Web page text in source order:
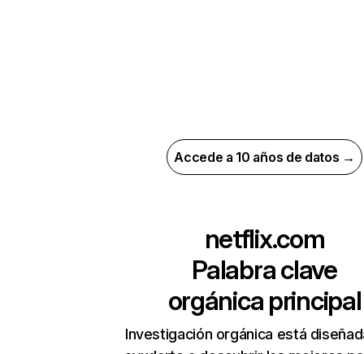
Accede a 10 años de datos →
netflix.com
Palabra clave
orgánica principal
Investigación orgánica está